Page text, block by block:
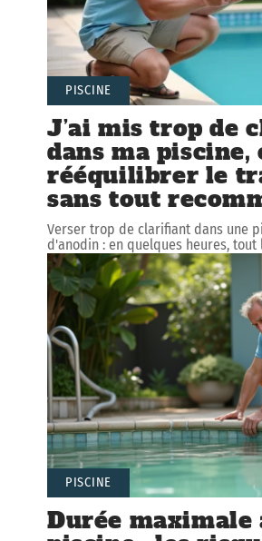
PISCINE
J’ai mis trop de
dans ma piscine,
rééquilibrer le
sans tout
Verser trop de clarifiant dans une
d'anodin : en quelques heures, tout
PISCINE
Durée